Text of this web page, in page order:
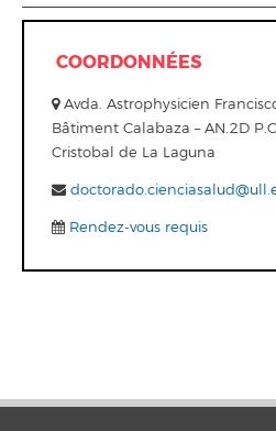
COORDONNÉES
Avda. Astrophysicien
Bâtiment Calabaza – AN.2D
Cristobal de La Laguna
Rendez-vous requis